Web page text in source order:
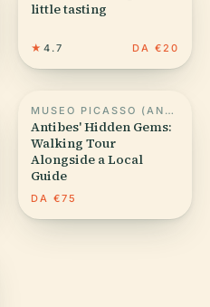
little tasting
★ 4.7 DA €20
MUSEO PICASSO (ANTIBES)
Antibes' Hidden Gems:
Walking Tour
Alongside a Local
Guide
DA €75